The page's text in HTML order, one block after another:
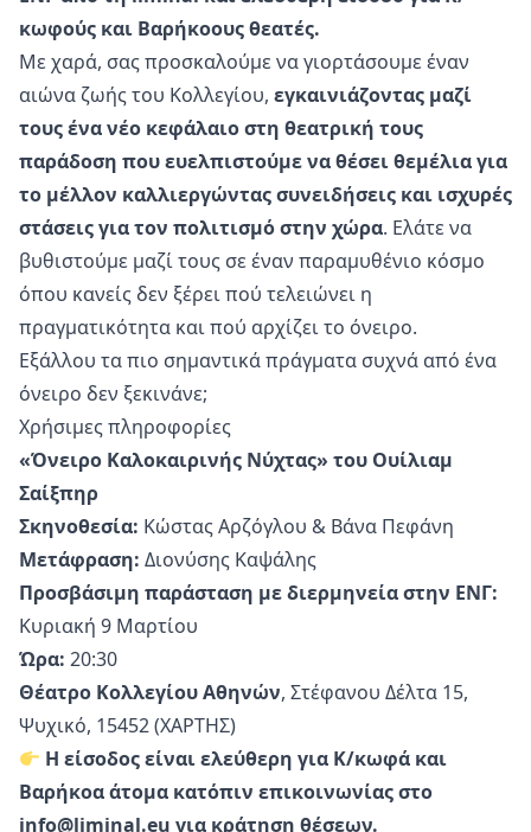
κωφούς και Βαρήκοους θεατές.
Με χαρά, σας προσκαλούμε να γιορτάσουμε έναν
αιώνα ζωής του Κολλεγίου, εγκαινιάζοντας μαζί
τους ένα νέο κεφάλαιο στη θεατρική τους
παράδοση που ευελπιστούμε να θέσει θεμέλια για
το μέλλον καλλιεργώντας συνειδήσεις και ισχυρές
στάσεις για τον πολιτισμό στην χώρα. Ελάτε να
βυθιστούμε μαζί τους σε έναν παραμυθένιο κόσμο
όπου κανείς δεν ξέρει πού τελειώνει η
πραγματικότητα και πού αρχίζει το όνειρο.
Εξάλλου τα πιο σημαντικά πράγματα συχνά από ένα
όνειρο δεν ξεκινάνε;
Χρήσιμες πληροφορίες
«Όνειρο Καλοκαιρινής Νύχτας» του Ουίλιαμ
Σαίξπηρ
Σκηνοθεσία: Κώστας Αρζόγλου & Βάνα Πεφάνη
Μετάφραση: Διονύσης Καψάλης
Προσβάσιμη παράσταση με διερμηνεία στην ΕΝΓ:
Κυριακή 9 Μαρτίου
Ώρα: 20:30
Θέατρο Κολλεγίου Αθηνών, Στέφανου Δέλτα 15,
Ψυχικό, 15452 (ΧΑΡΤΗΣ)
Η είσοδος είναι ελεύθερη για Κ/κωφά και
Βαρήκοα άτομα κατόπιν επικοινωνίας στο
info@liminal.eu για κράτηση θέσεων.